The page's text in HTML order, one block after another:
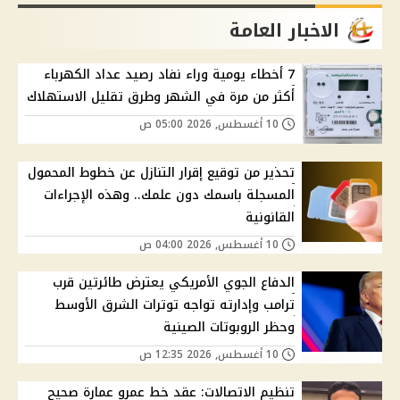
الاخبار العامة
7 أخطاء يومية وراء نفاد رصيد عداد الكهرباء
أكثر من مرة في الشهر وطرق تقليل الاستهلاك
تحذير من توقيع إقرار التنازل عن خطوط المحمول
المسجلة باسمك دون علمك.. وهذه الإجراءات
القانونية
الدفاع الجوي الأمريكي يعترض طائرتين قرب
ترامب وإدارته تواجه توترات الشرق الأوسط
وحظر الروبوتات الصينية
تنظيم الاتصالات: عقد خط عمرو عمارة صحيح